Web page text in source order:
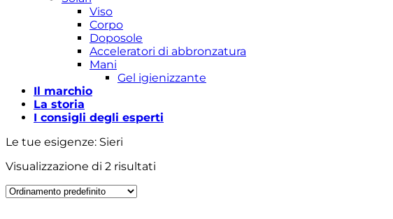
Viso
Corpo
Doposole
Acceleratori di abbronzatura
Mani
Gel igienizzante
Il marchio
La storia
I consigli degli esperti
Le tue esigenze: Sieri
Visualizzazione di 2 risultati